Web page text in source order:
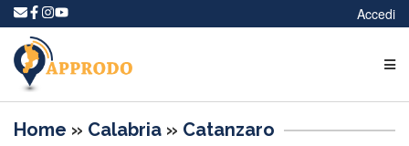
Accedi
Home » Calabria » Catanzaro